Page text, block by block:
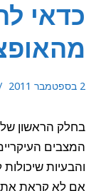
לא קראת את